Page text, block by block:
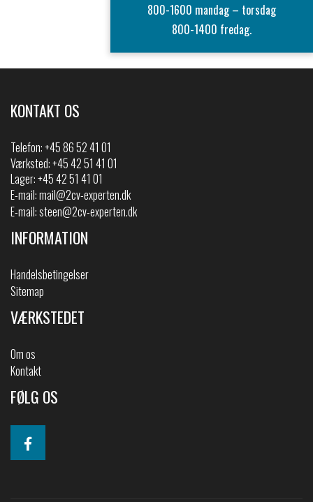
800-1600 mandag – torsdag
800-1400 fredag.
KONTAKT OS
Telefon:+45 86 52 41 01
Værksted: +45 42 51 41 01
Lager: +45 42 51 41 01
E-mail:mail@2cv-experten.dk
E-mail:steen@2cv-experten.dk
INFORMATION
Handelsbetingelser
Sitemap
VÆRKSTEDET
Om os
Kontakt
FØLG OS